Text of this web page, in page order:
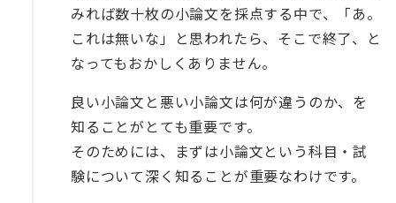
みれば数十枚の小論文を採点する中で、「あ。
これは無いな」と思われたら、そこで終了、と
なってもおかしくありません。
良い小論文と悪い小論文は何が違うのか、を
知ることがとても重要です。
そのためには、まずは小論文という科目・試
験について深く知ることが重要なわけです。